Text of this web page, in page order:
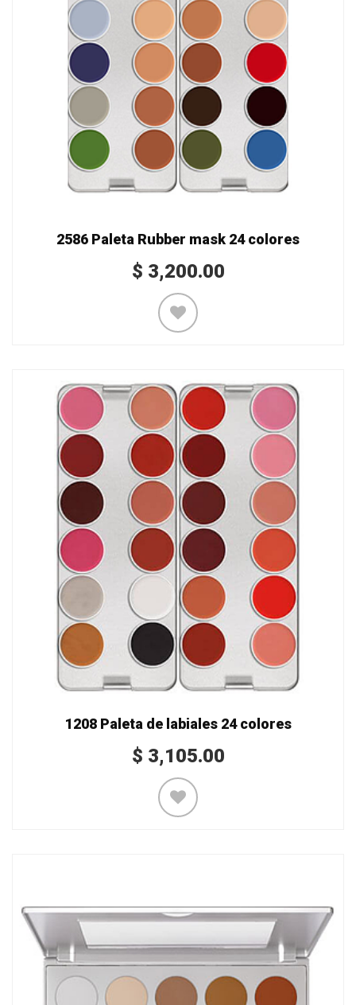
2586 Paleta Rubber mask 24 colores
$ 3,200.00
1208 Paleta de labiales 24 colores
$ 3,105.00